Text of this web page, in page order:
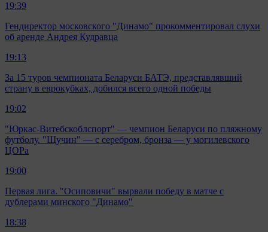
19:39
Гендиректор московского "Динамо" прокомментировал слухи
об аренде Андрея Кудравца
19:13
За 15 туров чемпионата Беларуси БАТЭ, представлявший
страну в еврокубках, добился всего одной победы
19:02
"Юркас-Витебскоблспорт" — чемпион Беларуси по пляжному
футболу. "Щучин" — с серебром, бронза — у могилевского
ЦОРа
19:00
Первая лига. "Осиповичи" вырвали победу в матче с
дублерами минского "Динамо"
18:38